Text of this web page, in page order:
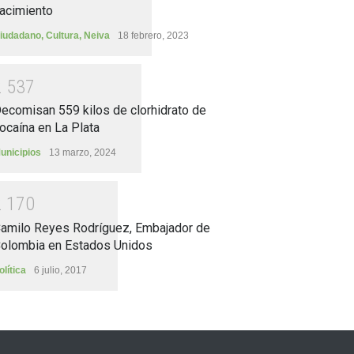
, Cultura, Neiva 18 febrero, 2023
537
559 kilos de clorhidrato de
en La Plata
13 marzo, 2024
1 70
Reyes Rodríguez, Embajador de
en Estados Unidos
6 julio, 2017